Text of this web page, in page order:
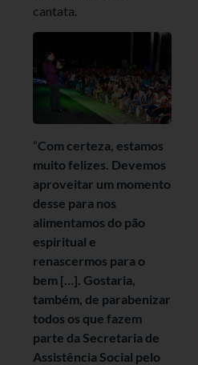
cantata.
“Com certeza, estamos
muito felizes. Devemos
aproveitar um momento
desse para nos
alimentamos do pão
espiritual e
renascermos para o
bem […]. Gostaria,
também, de parabenizar
todos os que fazem
parte da Secretaria de
Assistência Social pelo